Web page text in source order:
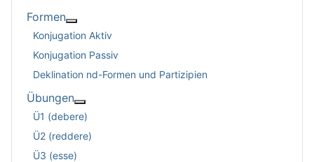
Formen
Konjugation Aktiv
Konjugation Passiv
Deklination nd-Formen und Partizipien
Übungen
Ü1 (debere)
Ü2 (reddere)
Ü3 (esse)